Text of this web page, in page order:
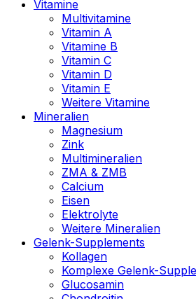
Vitamine
Multivitamine
Vitamin A
Vitamine B
Vitamin C
Vitamin D
Vitamin E
Weitere Vitamine
Mineralien
Magnesium
Zink
Multimineralien
ZMA & ZMB
Calcium
Eisen
Elektrolyte
Weitere Mineralien
Gelenk-Supplements
Kollagen
Komplexe Gelenk-
Glucosamin